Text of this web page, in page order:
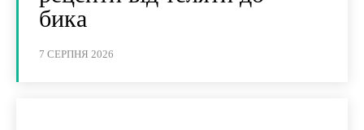
бика
7 СЕРПНЯ 2026